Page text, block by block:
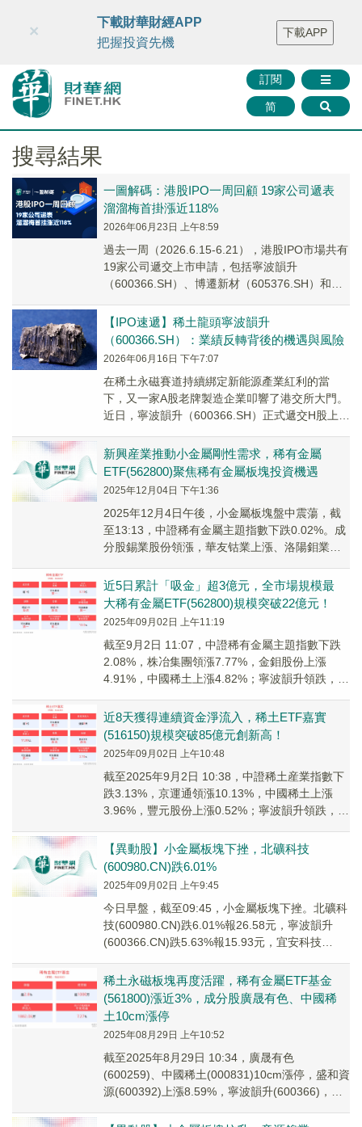
財華智庫網 FINTV FINMETA 財華證券 媒體矩陣
智庫沙龍
聯絡我們
訂閱
简
×
下載財華財經APP
把握投資先機
下載APP
搜尋結果
一圖解碼：港股IPO一周回顧 19家公司遞表
溜溜梅首掛漲近118%
2026年06月23日 上午8:59
過去一周（2026.6.15-6.21），港股IPO市場共有
19家公司遞交上市申請，包括寧波韻升
（600366.SH）、博遷新材（605376.SH）和石
【IPO速遞】稀土龍頭寧波韻升
（600366.SH）：業績反轉背後的機遇與風險
2026年06月16日 下午7:07
在稀土永磁賽道持續綁定新能源產業紅利的當
下，又一家A股老牌製造企業叩響了港交所大門。
近日，寧波韻升（600366.SH）正式遞交H股上市
造...
新興産業推動小金屬剛性需求，稀有金屬
ETF(562800)聚焦稀有金屬板塊投資機遇
2025年12月04日 下午1:36
2025年12月4日午後，小金屬板塊盤中震蕩，截
至13:13，中證稀有金屬主題指數下跌0.02%。成
分股錫業股份領漲，華友钴業上漲、洛陽鉬業跟
近5日累計「吸金」超3億元，全市場規模最
大稀有金屬ETF(562800)規模突破22億元！
2025年09月02日 上午11:19
截至9月2日 11:07，中證稀有金屬主題指數下跌
2.08%，株冶集團領漲7.77%，金鉬股份上漲
4.91%，中國稀土上漲4.82%；寧波韻升領跌，正
近8天獲得連續資金淨流入，稀土ETF嘉實
(516150)規模突破85億元創新高！
2025年09月02日 上午10:48
截至2025年9月2日 10:38，中證稀土産業指數下
跌3.13%，京運通領漲10.13%，中國稀土上漲
3.96%，豐元股份上漲0.52%；寧波韻升領跌，臥
【異動股】小金屬板塊下挫，北礦科技
(600980.CN)跌6.01%
2025年09月02日 上午9:45
今日早盤，截至09:45，小金屬板塊下挫。北礦科
技(600980.CN)跌6.01%報26.58元，寧波韻升
(600366.CN)跌5.63%報15.93元，宜安科技
稀土永磁板塊再度活躍，稀有金屬ETF基金
(561800)漲近3%，成分股廣晟有色、中國稀
土10cm漲停
2025年08月29日 上午10:52
截至2025年8月29日 10:34，廣晟有色
(600259)、中國稀土(000831)10cm漲停，盛和資
源(600392)上漲8.59%，寧波韻升(600366)，贛